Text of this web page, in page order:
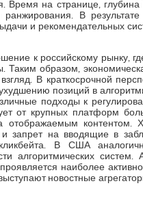
Время на странице,
В
и рекомендательных
к российскому рынку,
образом,
В краткосрочной
позиций в
подходы к
от крупных платформ
отображаемым
запрет на вводящие в
В США
алгоритмических
наиболее
новостные